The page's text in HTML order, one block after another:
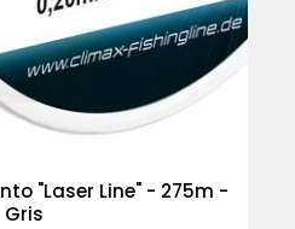
"Laser Line" - 275m -
Gris